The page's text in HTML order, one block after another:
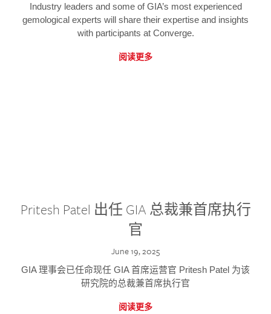
Industry leaders and some of GIA’s most experienced
gemological experts will share their expertise and insights
with participants at Converge.
阅读更多
Pritesh Patel 出任 GIA 总裁兼首席执行
官
June 19, 2025
GIA 理事会已任命现任 GIA 首席运营官 Pritesh Patel 为该
研究院的总裁兼首席执行官
阅读更多